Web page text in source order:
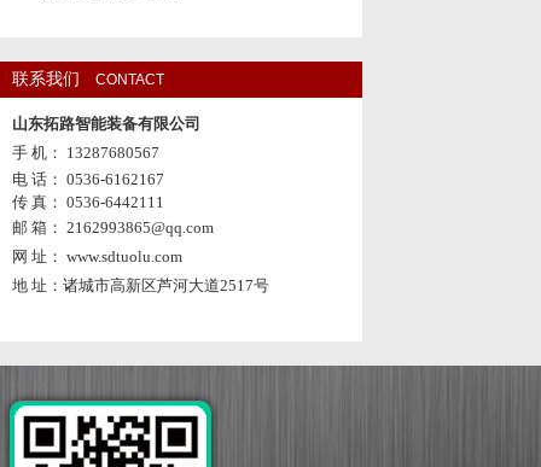
联系我们 CONTACT
山东拓路智能装备有限公司
手 机： 13287680567
电 话： 0536-6162167
传 真： 0536-6442111
邮 箱： 2162993865@qq.com
网 址： www.sdtuolu.com
地 址：诸城市高新区芦河大道2517号